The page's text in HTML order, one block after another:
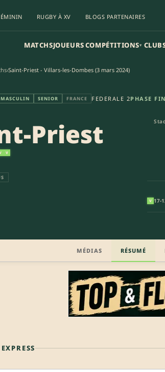
RUGBY À XV BLOGS PARTENAIRES
MATCHSJOUEURSCOMPÉTITIONS▾
›Saint-Priest - Villars-les-Dombes (3 mars 2024)
Villars-les-Dombes
MASCULIN SENIOR FRANCE FEDERALE 2PHASE
Priest
V
V 17-
MÉDIAS RÉSUMÉ